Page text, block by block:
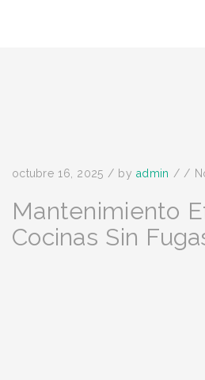
octubre 16, 2025 / byadmin / /
Mantenimiento
Cocinas Sin